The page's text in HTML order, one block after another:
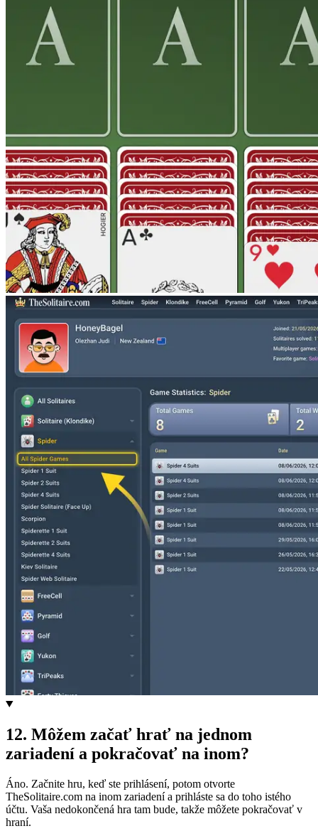
12. Môžem začať hrať na jednom
zariadení a pokračovať na inom?
Áno. Začnite hru, keď ste prihlásení, potom otvorte
TheSolitaire.com na inom zariadení a prihláste sa do toho istého
účtu. Vaša nedokončená hra tam bude, takže môžete pokračovať v
hraní.